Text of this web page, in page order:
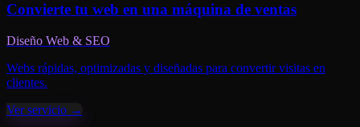
Convierte tu web en una máquina de ventas
Diseño Web & SEO
Webs rápidas, optimizadas y diseñadas para convertir visitas en
clientes.
Ver servicio →